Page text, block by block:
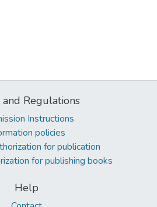
and Regulations
Instructions
policies
for publication
for publishing books
Help